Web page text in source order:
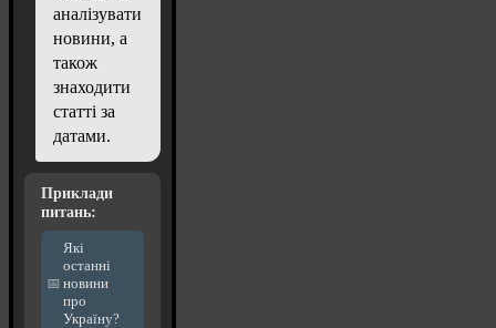
аналізувати
новини, а
також
знаходити
статті за
датами.
Приклади
питань:
Які
останні
новини
про
Україну?